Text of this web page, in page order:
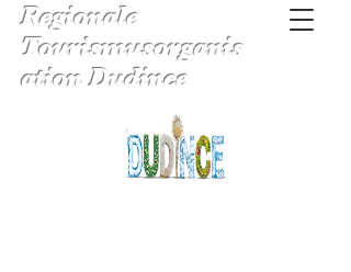
Regionale
Tourismusorganis
ation Dudince